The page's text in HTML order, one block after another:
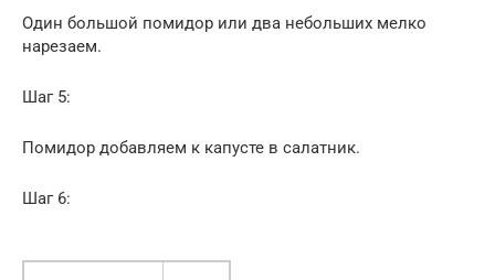
Один большой помидор или два небольших мелко
нарезаем.
Шаг 5:
Помидор добавляем к капусте в салатник.
Шаг 6: